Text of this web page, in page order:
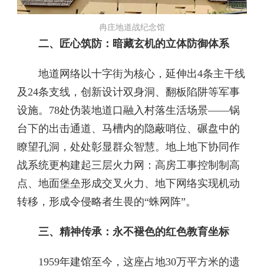
冉庄地道战纪念馆
二、匠心筑防：暗藏玄机的立体防御体系
地道网络以十字街为核心，延伸出4条主干线
及24条支线，创新设计双身洞、翻板陷阱等军事
设施。78处伪装地道口融入村落生活场景——锅
台下的出击通道、马槽内的隐蔽哨位、碾盘中的
瞭望孔洞，处处彰显群众智慧。地上地下协同作
战系统更构建起三层火力网：高房工事控制制高
点、地面堡垒形成交叉火力、地下网络实现机动
转移，形成令侵略者生畏的“蛛网阵”。
三、精神传承：永不褪色的红色教育坐标
1959年建馆至今，这座占地30万平方米的遗